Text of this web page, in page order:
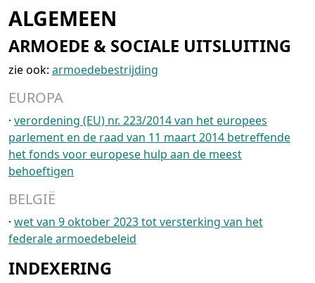
ALGEMEEN
ARMOEDE & SOCIALE UITSLUITING
zie ook: armoedebestrijding
EUROPA
· verordening (EU) nr. 223/2014 van het europees
parlement en de raad van 11 maart 2014 betreffende
het fonds voor europese hulp aan de meest
behoeftigen
BELGIË
· wet van 9 oktober 2023 tot versterking van het
federale armoedebeleid
INDEXERING